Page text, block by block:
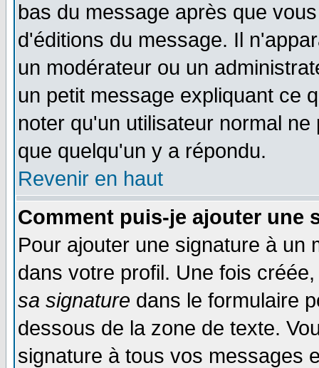
bas du message après que
d'éditions du message. Il
un modérateur ou un
un petit message expliquant ce
noter qu'un utilisateur normal
que quelqu'un y a répondu.
Revenir en haut
Comment puis-je ajouter une
Pour ajouter une signature à un
dans votre profil. Une fois
sa signature dans le formulaire
dessous de la zone de texte.
signature à tous vos messages